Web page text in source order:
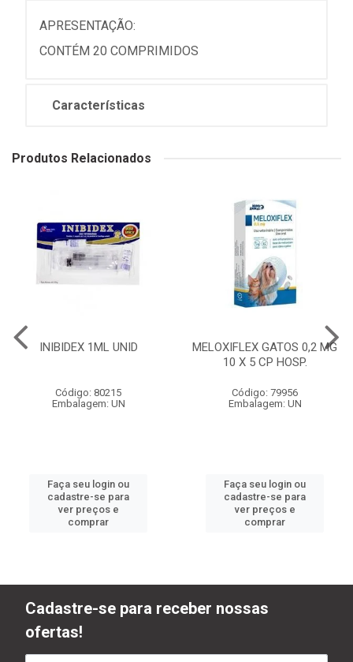
APRESENTAÇÃO:
CONTÉM 20 COMPRIMIDOS
Características
Produtos Relacionados
INIBIDEX 1ML UNID
Código: 80215
Embalagem: UN
Faça seu login ou
cadastre-se para
ver preços e
comprar
MELOXIFLEX GATOS 0,2 MG
10 X 5 CP HOSP.
Código: 79956
Embalagem: UN
Faça seu login ou
cadastre-se para
ver preços e
comprar
Cadastre-se para receber nossas
ofertas!